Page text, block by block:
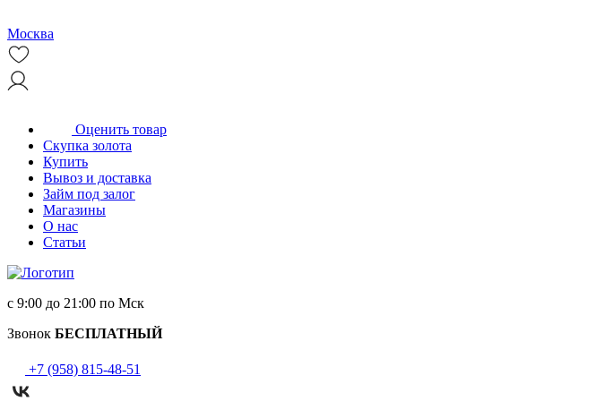
Москва
Оценить товар
Скупка золота
Купить
Вывоз и доставка
Займ под залог
Магазины
О нас
Статьи
с 9:00 до 21:00 по Мск
Звонок БЕСПЛАТНЫЙ
+7 (958) 815-48-51